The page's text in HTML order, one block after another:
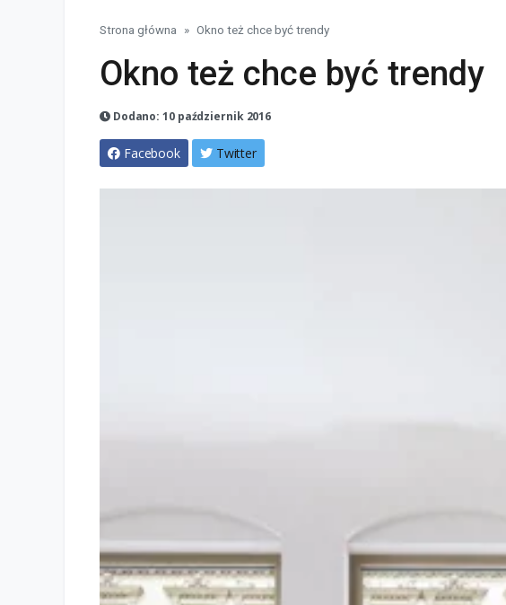
Strona główna Okno też chce być trendy
Okno też chce być trendy
Dodano: 10 październik 2016
Facebook Twitter